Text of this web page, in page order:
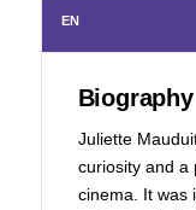
EN
Biography
Juliette
curiosity and a
cinema. It was